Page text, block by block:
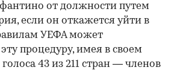
от должности путем
если он откажется уйти в
УЕФА может
процедуру, имея в своем
43 из 211 стран — членов